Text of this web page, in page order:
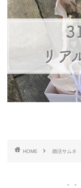
HOME 婚活サムネ